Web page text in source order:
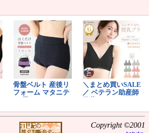
Copyright ©2001